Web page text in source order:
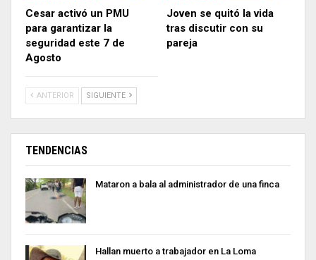
Cesar activó un PMU
para garantizar la
seguridad este 7 de
Agosto
Joven se quitó la vida
tras discutir con su
pareja
ANTERIOR SIGUIENTE
TENDENCIAS
Mataron a bala al administrador de una finca
Hallan muerto a trabajador en La Loma